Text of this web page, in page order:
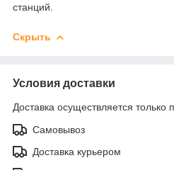
станций.
Скрыть
Условия доставки
Доставка осуществляется только
Самовывоз
Доставка курьером